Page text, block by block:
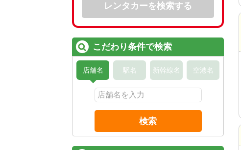
レンタカーを検索する
こだわり条件で検索
店舗名 駅名 新幹線名 空港名
検索